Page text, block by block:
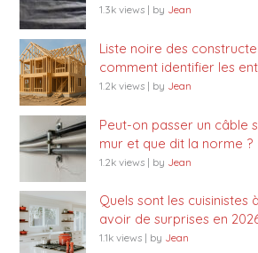
1.3k views | by Jean
Liste noire des
comment identifier les
1.2k views | by Jean
Peut-on passer un câble
mur et que dit la norme ?
1.2k views | by Jean
Quels sont les cuisinistes
avoir de surprises en
1.1k views | by Jean